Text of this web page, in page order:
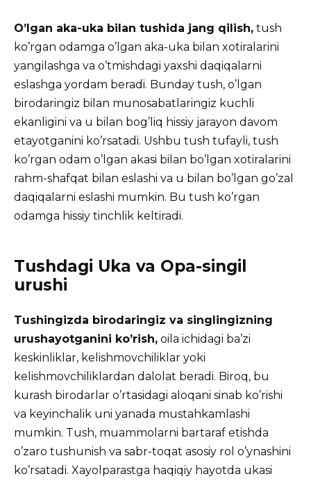
O’lgan aka-uka bilan tushida jang qilish, tush
ko’rgan odamga o’lgan aka-uka bilan xotiralarini
yangilashga va o’tmishdagi yaxshi daqiqalarni
eslashga yordam beradi. Bunday tush, o’lgan
birodaringiz bilan munosabatlaringiz kuchli
ekanligini va u bilan bog’liq hissiy jarayon davom
etayotganini ko’rsatadi. Ushbu tush tufayli, tush
ko’rgan odam o’lgan akasi bilan bo’lgan xotiralarini
rahm-shafqat bilan eslashi va u bilan bo’lgan go’zal
daqiqalarni eslashi mumkin. Bu tush ko’rgan
odamga hissiy tinchlik keltiradi.
Tushdagi Uka va Opa-singil
urushi
Tushingizda birodaringiz va singlingizning
urushayotganini ko’rish, oila ichidagi ba’zi
keskinliklar, kelishmovchiliklar yoki
kelishmovchiliklardan dalolat beradi. Biroq, bu
kurash birodarlar o’rtasidagi aloqani sinab ko’rishi
va keyinchalik uni yanada mustahkamlashi
mumkin. Tush, muammolarni bartaraf etishda
o’zaro tushunish va sabr-toqat asosiy rol o’ynashini
ko’rsatadi. Xayolparastga haqiqiy hayotda ukasi